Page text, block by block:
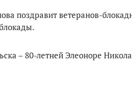
поздравит ветеранов-
– 80-летней Элеоноре